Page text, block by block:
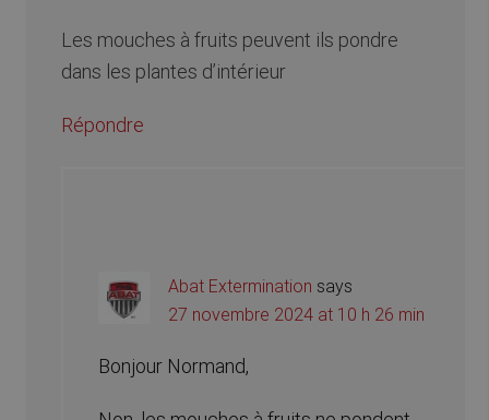
Les mouches à fruits peuvent ils pondre
dans les plantes d’intérieur
Répondre
Abat Extermination says
27 novembre 2024 at 10 h 26 min
Bonjour Normand,